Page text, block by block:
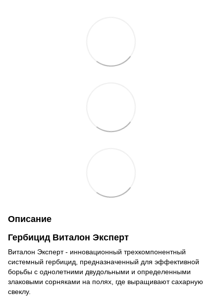
Описание
Гербицид Виталон Эксперт
Виталон Эксперт - инновационный трехкомпонентный
системный гербицид, предназначенный для эффективной
борьбы с однолетними двудольными и определенными
злаковыми сорняками на полях, где выращивают сахарную
свеклу.